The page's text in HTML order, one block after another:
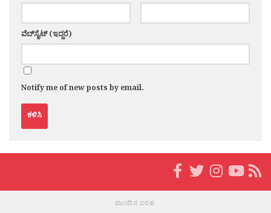
ವೆಬ್‌ಸೈಟ್ (ಇದ್ದರೆ)
Notify me of new posts by email.
ಮುಂದಿನ ಬರಹ